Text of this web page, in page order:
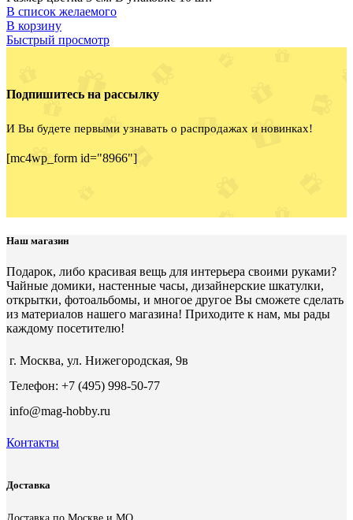
В список желаемого
В корзину
Быстрый просмотр
Подпишитесь на рассылку
И Вы будете первыми узнавать о распродажах и новинках!
[mc4wp_form id="8966"]
Наш магазин
Подарок, либо красивая вещь для интерьера своими руками?
Чайные домики, настенные часы, дизайнерские шкатулки,
открытки, фотоальбомы, и многое другое Вы сможете сделать
из материалов нашего магазина! Приходите к нам, мы рады
каждому посетителю!
г. Москва, ул. Нижегородская, 9в
Телефон: +7 (495) 998-50-77
info@mag-hobby.ru
Контакты
Доставка